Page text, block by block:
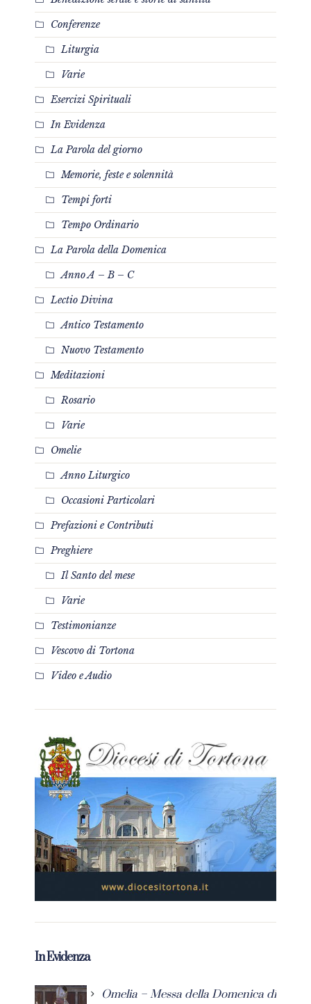
Conferenze
Liturgia
Varie
Esercizi Spirituali
In Evidenza
La Parola del giorno
Memorie, feste e solennità
Tempi forti
Tempo Ordinario
La Parola della Domenica
Anno A – B – C
Lectio Divina
Antico Testamento
Nuovo Testamento
Meditazioni
Rosario
Varie
Omelie
Anno Liturgico
Occasioni Particolari
Prefazioni e Contributi
Preghiere
Il Santo del mese
Varie
Testimonianze
Vescovo di Tortona
Video e Audio
In Evidenza
Omelia – Messa della Domenica di